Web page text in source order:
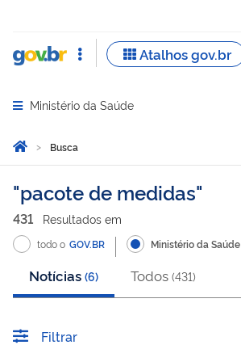
Abrir menu principal de navegação
Ministério da Saúde
Você está aqui:
Página Inicial
Busca
Busca
pacote de medidas
431 Resultados em
todo o GOV.BR Ministério da Saúde
Notícias (6) Todos (431)
Filtrar